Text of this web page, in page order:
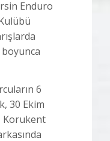
Enduro
6
30 Ekim
Korukent